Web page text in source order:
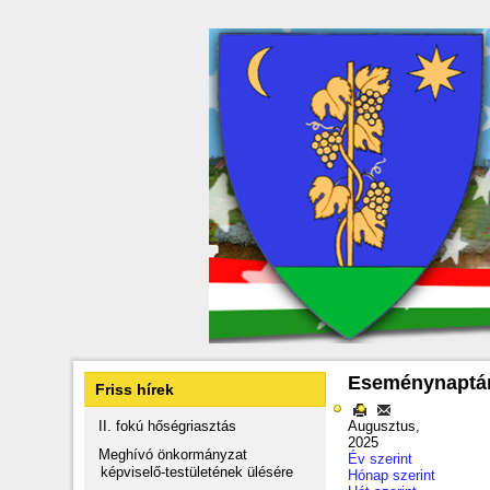
Friss hírek
II. fokú hőségriasztás
Meghívó önkormányzat
képviselő-testületének ülésére
Augusztus,
2025
Év szerint
Hónap szerint